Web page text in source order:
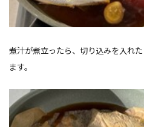
煮汁が煮立ったら、切り込みを入れ
ます。